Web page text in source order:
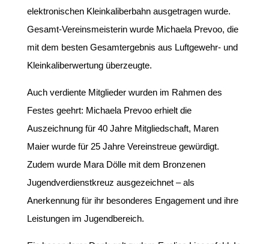
elektronischen Kleinkaliberbahn ausgetragen wurde.
Gesamt-Vereinsmeisterin wurde Michaela Prevoo, die
mit dem besten Gesamtergebnis aus Luftgewehr- und
Kleinkaliberwertung überzeugte.
Auch verdiente Mitglieder wurden im Rahmen des
Festes geehrt: Michaela Prevoo erhielt die
Auszeichnung für 40 Jahre Mitgliedschaft, Maren
Maier wurde für 25 Jahre Vereinstreue gewürdigt.
Zudem wurde Mara Dölle mit dem Bronzenen
Jugendverdienstkreuz ausgezeichnet – als
Anerkennung für ihr besonderes Engagement und ihre
Leistungen im Jugendbereich.